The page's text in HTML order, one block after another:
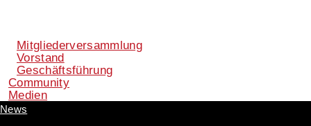
Mitgliederversammlung
Vorstand
Geschäftsführung
Community
Medien
News